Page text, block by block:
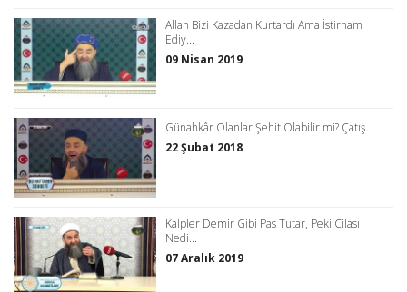
Allah Bizi Kazadan Kurtardı Ama İstirham
Ediy...
09 Nisan 2019
Günahkâr Olanlar Şehit Olabilir mi? Çatış...
22 Şubat 2018
Kalpler Demir Gibi Pas Tutar, Peki Cilası
Nedi...
07 Aralık 2019